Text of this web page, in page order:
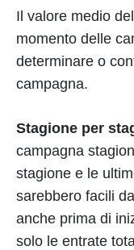
Il valore medio
momento delle
determinare o
campagna.
Stagione per
campagna
stagione e le
sarebbero facili
anche prima di
solo le entrate